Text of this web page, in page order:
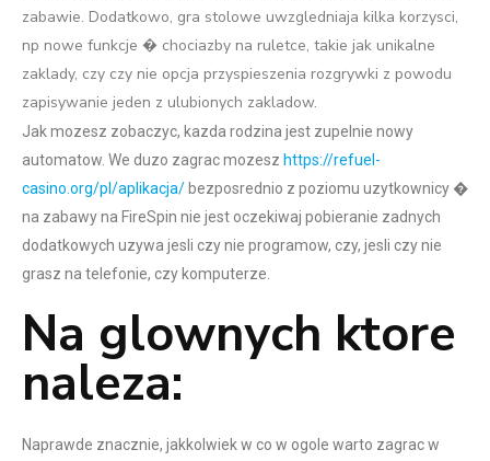
zabawie. Dodatkowo, gra stolowe uwzgledniaja kilka korzysci,
np nowe funkcje � chociazby na ruletce, takie jak unikalne
zaklady, czy czy nie opcja przyspieszenia rozgrywki z powodu
zapisywanie jeden z ulubionych zakladow.
Jak mozesz zobaczyc, kazda rodzina jest zupelnie nowy
automatow. We duzo zagrac mozesz https://refuel-
casino.org/pl/aplikacja/ bezposrednio z poziomu uzytkownicy �
na zabawy na FireSpin nie jest oczekiwaj pobieranie zadnych
dodatkowych uzywa jesli czy nie programow, czy, jesli czy nie
grasz na telefonie, czy komputerze.
Na glownych ktore
naleza:
Naprawde znacznie, jakkolwiek w co w ogole warto zagrac w